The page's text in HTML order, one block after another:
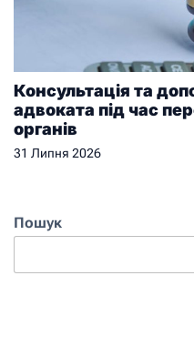
Консультація та
адвоката під час
органів
31 Липня 2026
Пошук